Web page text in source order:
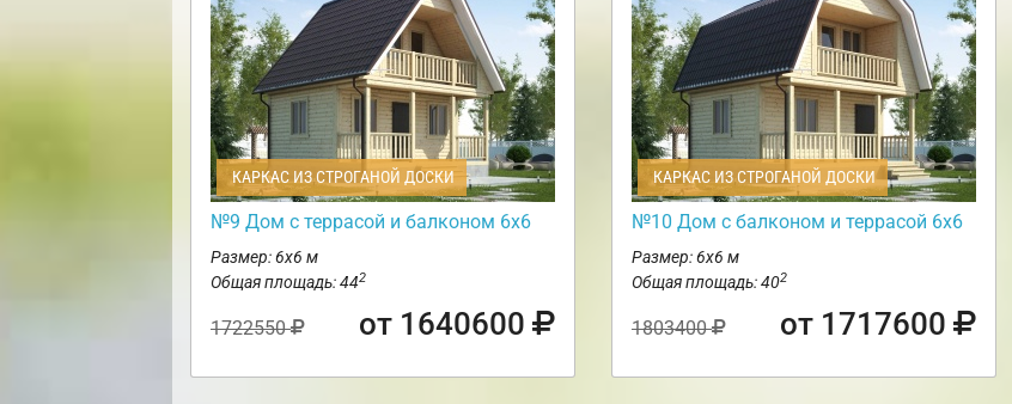
КАРКАС ИЗ СТРОГАНОЙ ДОСКИ
№9 Дом с террасой и балконом 6х6
Размер: 6х6 м
Общая площадь: 442
1722550 от 1640600
КАРКАС ИЗ СТРОГАНОЙ ДОСКИ
№10 Дом с балконом и террасой 6х6
Размер: 6х6 м
Общая площадь: 402
1803400 от 1717600